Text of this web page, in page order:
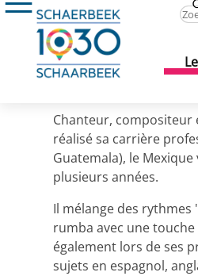
Jairo
Jairo
Gepubliceerd op 02/12/
Chanteur, compositeur
réalisé sa carrière
Guatemala), le
plusieurs années.
Il mélange des rythmes
rumba avec une
également lors de ses
sujets en espagnol,